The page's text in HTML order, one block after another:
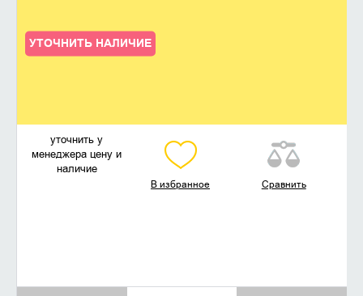
УТОЧНИТЬ НАЛИЧИЕ
уточнить у
менеджера цену и
наличие
В избранное Сравнить